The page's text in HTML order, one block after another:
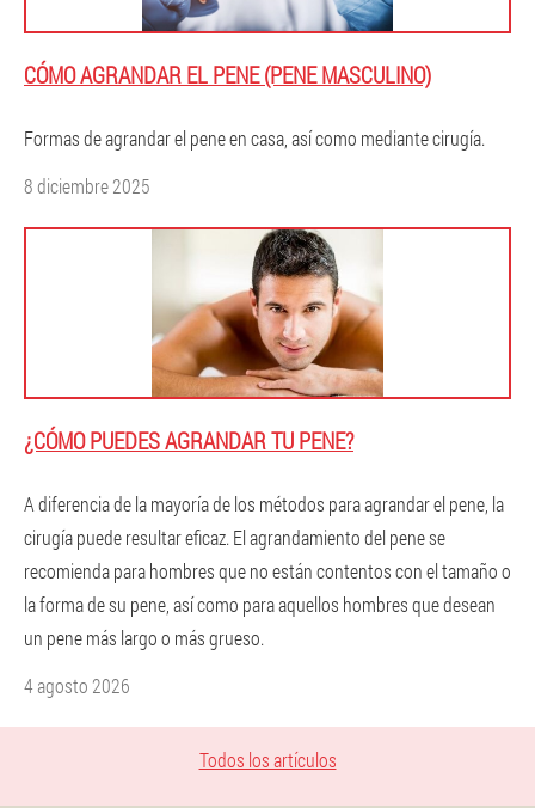
CÓMO AGRANDAR EL PENE (PENE MASCULINO)
Formas de agrandar el pene en casa, así como mediante cirugía.
8 diciembre 2025
¿CÓMO PUEDES AGRANDAR TU PENE?
A diferencia de la mayoría de los métodos para agrandar el pene, la
cirugía puede resultar eficaz. El agrandamiento del pene se
recomienda para hombres que no están contentos con el tamaño o
la forma de su pene, así como para aquellos hombres que desean
un pene más largo o más grueso.
4 agosto 2026
Todos los artículos